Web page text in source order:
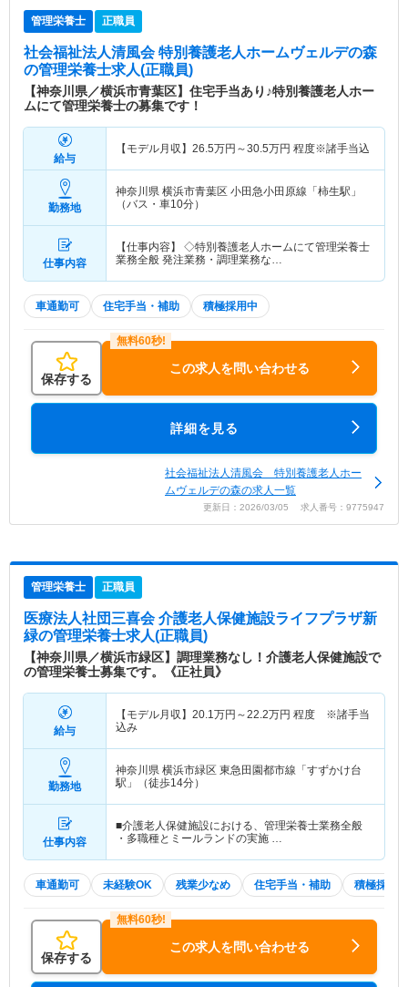
管理栄養士 正職員
社会福祉法人清風会 特別養護老人ホームヴェルデの森
の管理栄養士求人(正職員)
【神奈川県／横浜市青葉区】住宅手当あり♪特別養護老人ホー
ムにて管理栄養士の募集です！
給与
【モデル月収】 26.5万円～30.5万円 程度※諸手当込
勤務地
神奈川県 横浜市青葉区 小田急小田原線「柿生駅」
（バス・車10分）
仕事内容
【仕事内容】 ◇特別養護老人ホームにて管理栄養士
業務全般 発注業務・調理業務な…
車通勤可 住宅手当・補助 積極採用中
保存する
この求人を問い合わせる
詳細を見る
社会福祉法人清風会 特別養護老人ホー
ムヴェルデの森の求人一覧
更新日：2026/03/05 求人番号：9775947
管理栄養士 正職員
医療法人社団三喜会 介護老人保健施設ライフプラザ新
緑の管理栄養士求人(正職員)
【神奈川県／横浜市緑区】調理業務なし！介護老人保健施設で
の管理栄養士募集です。《正社員》
給与
【モデル月収】 20.1万円～22.2万円 程度 ※諸手当
込み
勤務地
神奈川県 横浜市緑区 東急田園都市線「すずかけ台
駅」（徒歩14分）
仕事内容
■介護老人保健施設における、管理栄養士業務全般
・多職種とミールランドの実施 …
車通勤可 未経験OK 残業少なめ 住宅手当・補助 積極採用中
保存する
この求人を問い合わせる